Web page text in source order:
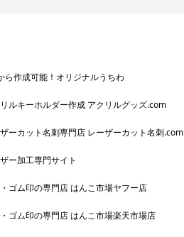
ら作成可能！オリジナルうちわ
ルキーホルダー作成 アクリルグッズ.com
ーカット名刺専門店 レーザーカット名刺.com
ー加工専門サイト
ゴム印の専門店 はんこ市場ヤフー店
ゴム印の専門店 はんこ市場楽天市場店